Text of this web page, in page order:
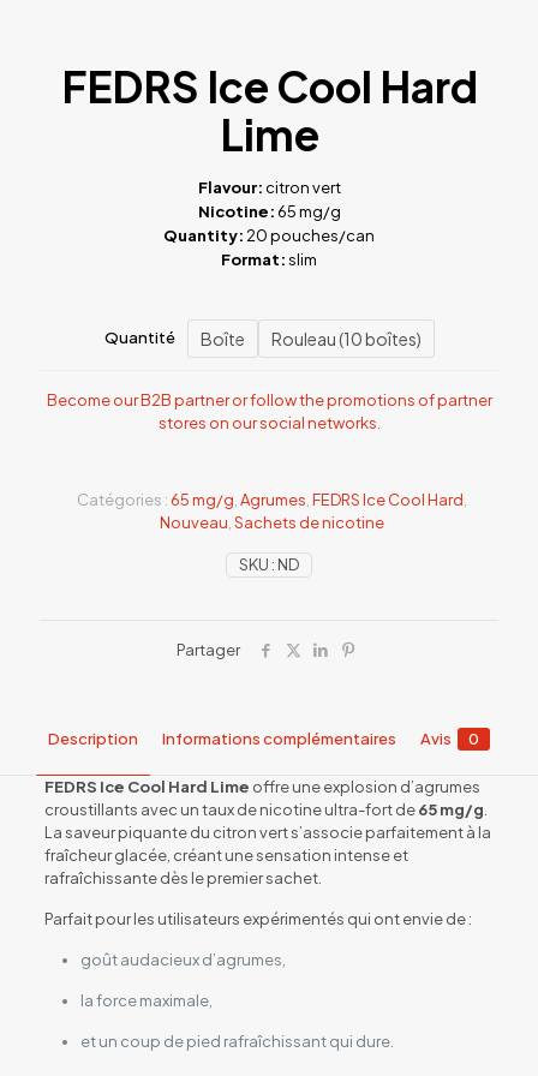
FEDRS Ice Cool Hard
Lime
Flavour: citron vert
Nicotine: 65 mg/g
Quantity: 20 pouches/can
Format:slim
Quantité Boîte Rouleau (10 boîtes)
Become our B2B partner or follow the promotions of partner
stores on our social networks.
SKU : ND
Catégories : 65 mg/g Agrumes FEDRS Ice Cool Hard
Nouveau Sachets de nicotine
Partager
Description Informations complémentaires Avis 0
FEDRS Ice Cool Hard Lime offre une explosion d’agrumes
croustillants avec un taux de nicotine ultra-fort de65 mg/g
La saveur piquante du citron vert s’associe parfaitement à la
fraîcheur glacée, créant une sensation intense et
rafraîchissante dès le premier sachet.
Parfait pour les utilisateurs expérimentés qui ont envie de :
goût audacieux d’agrumes,
la force maximale,
et un coup de pied rafraîchissant qui dure.